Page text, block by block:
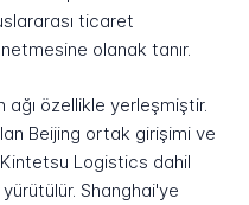
ticaret
olanak tanır.
özellikle yerleşmiştir.
Beijing ortak girişimi ve
Logistics dahil
Shanghai'ye